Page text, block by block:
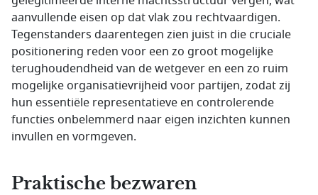
aanvullende eisen op dat vlak zou rechtvaardigen.
Tegenstanders daarentegen zien juist in die cruciale
positionering reden voor een zo groot mogelijke
terughoudendheid van de wetgever en een zo ruim
mogelijke organisatievrijheid voor partijen, zodat zij
hun essentiële representatieve en controlerende
functies onbelemmerd naar eigen inzichten kunnen
invullen en vormgeven.
Praktische bezwaren